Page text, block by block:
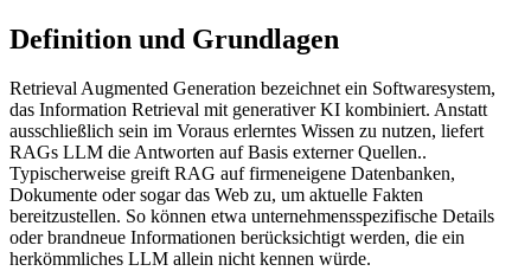
Definition und Grundlagen
Retrieval Augmented Generation bezeichnet ein Softwaresystem,
das Information Retrieval mit generativer KI kombiniert. Anstatt
ausschließlich sein im Voraus erlerntes Wissen zu nutzen, liefert
RAGs LLM die Antworten auf Basis externer Quellen..
Typischerweise greift RAG auf firmeneigene Datenbanken,
Dokumente oder sogar das Web zu, um aktuelle Fakten
bereitzustellen. So können etwa unternehmensspezifische Details
oder brandneue Informationen berücksichtigt werden, die ein
herkömmliches LLM allein nicht kennen würde.